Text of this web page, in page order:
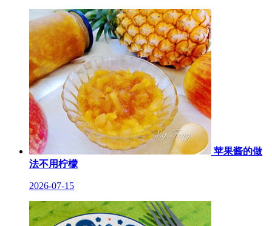
苹果酱的做
法不用柠檬
2026-07-15